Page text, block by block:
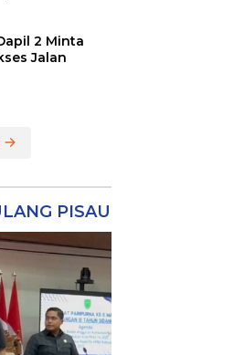
2 Minta
Jalan
PISAU